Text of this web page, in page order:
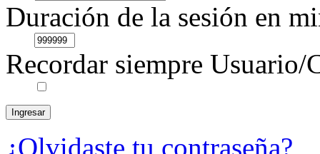
Duración de la sesión en
Recordar siempre Usuario/
¿Olvidaste tu contraseña?